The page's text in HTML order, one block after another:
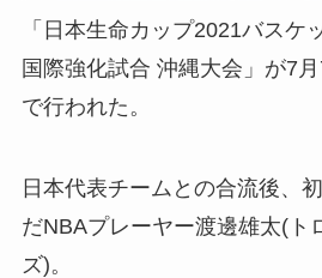
「日本生命カップ2021バスケ
国際強化試合 沖縄大会」が7
で行われた。
日本代表チームとの合流後、
だNBAプレーヤー渡邊雄太(ト
ズ)。